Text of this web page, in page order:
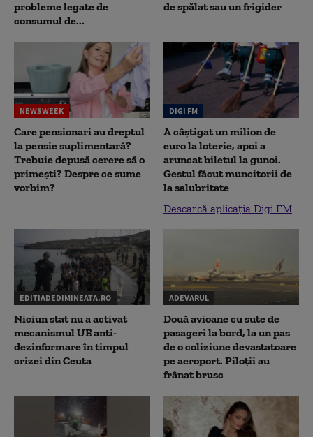
probleme legate de
consumul de...
de spălat sau un frigider
NEWSWEEK
Care pensionari au dreptul
la pensie suplimentară?
Trebuie depusă cerere să o
primești? Despre ce sume
vorbim?
DIGI FM
A câștigat un milion de
euro la loterie, apoi a
aruncat biletul la gunoi.
Gestul făcut muncitorii de
la salubritate
Descarcă aplicația Digi FM
EDITIADEDIMINEATA.RO
Niciun stat nu a activat
mecanismul UE anti-
dezinformare în timpul
crizei din Ceuta
ADEVARUL
Două avioane cu sute de
pasageri la bord, la un pas
de o coliziune devastatoare
pe aeroport. Piloții au
frânat brusc